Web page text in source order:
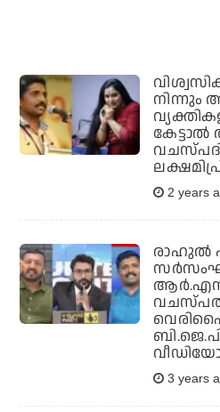
നിന്നും
2 years
രാഹുല്‍
3 years